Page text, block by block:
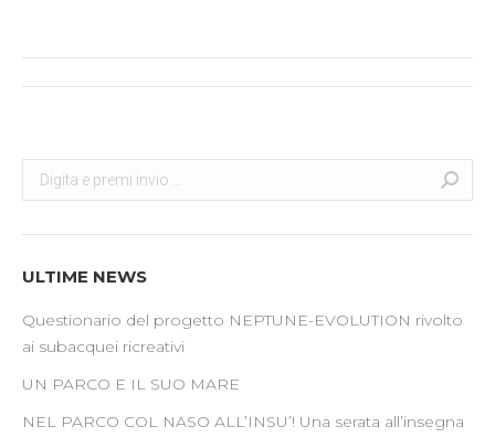
Post
Search:
Cerca
ULTIME NEWS
Questionario del progetto NEPTUNE-EVOLUTION rivolto
ai subacquei ricreativi
UN PARCO E IL SUO MARE
NEL PARCO COL NASO ALL’INSU’! Una serata all’insegna